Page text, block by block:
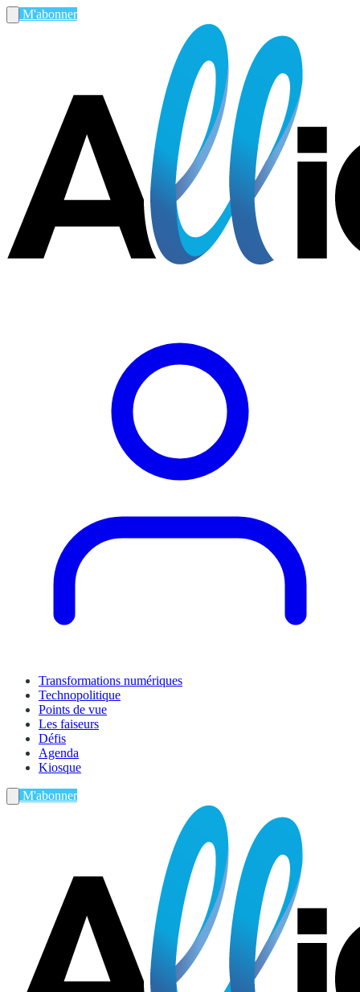
M'abonner
Transformations numériques
Technopolitique
Points de vue
Les faiseurs
Défis
Agenda
Kiosque
M'abonner